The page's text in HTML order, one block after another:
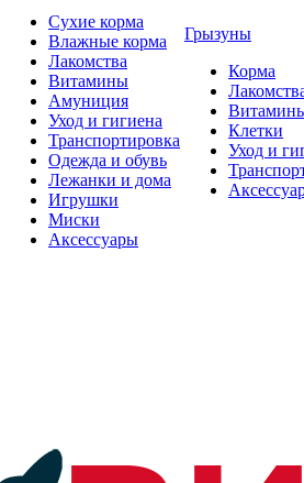
Сухие корма
Влажные корма
Лакомства
Витамины
Амуниция
Уход и гигиена
Транспортировка
Одежда и обувь
Лежанки и дома
Игрушки
Миски
Аксессуары
Грызуны
Корма
Клетки
Уход и